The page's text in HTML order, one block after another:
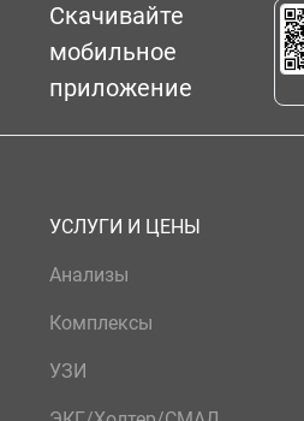
Скачивайте
мобильное
приложение
УСЛУГИ И ЦЕНЫ
Анализы
Комплексы
УЗИ